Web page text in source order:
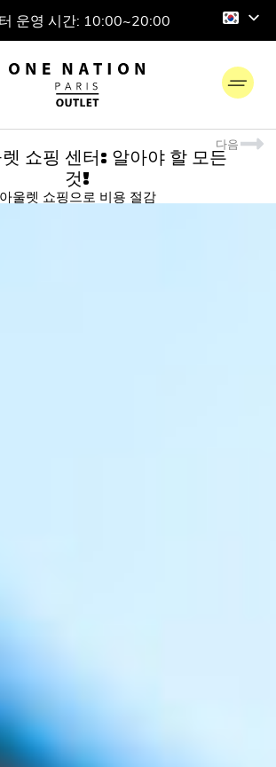
운영 시간: 10:00~20:00
쇼핑 센터: 알아야 할 모든
것!
아울렛 쇼핑으로 비용 절감
다음